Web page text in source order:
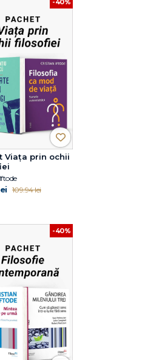
-40%
Viața prin ochii
109.94 lei
-40%